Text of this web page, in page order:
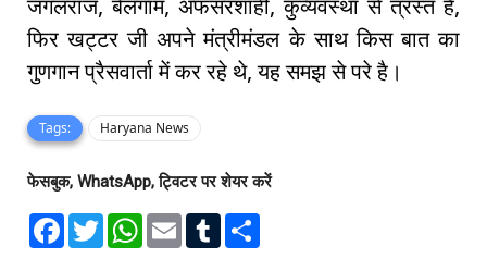
जंगलराज, बेलगाम, अफसरशाही, कुव्यवस्था से त्रस्त है,
फिर खट्टर जी अपने मंत्रीमंडल के साथ किस बात का
गुणगान प्रैसवार्ता में कर रहे थे, यह समझ से परे है।
Tags: Haryana News
फेसबुक, WhatsApp, ट्विटर पर शेयर करें
F
T
w
W
E
T